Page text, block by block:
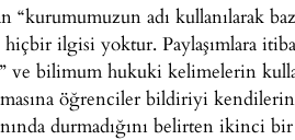
“kurumumuzun adı kullanılarak
ilgisi yoktur. Paylaşımlara
ve bilimum hukuki kelimelerin
öğrenciler bildiriyi
durmadığını belirten ikinci